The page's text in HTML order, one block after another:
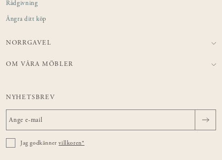
Rådgivning
Ångra ditt köp
NORRGAVEL
OM VÅRA MÖBLER
NYHETSBREV
Jag godkännervillkoren*